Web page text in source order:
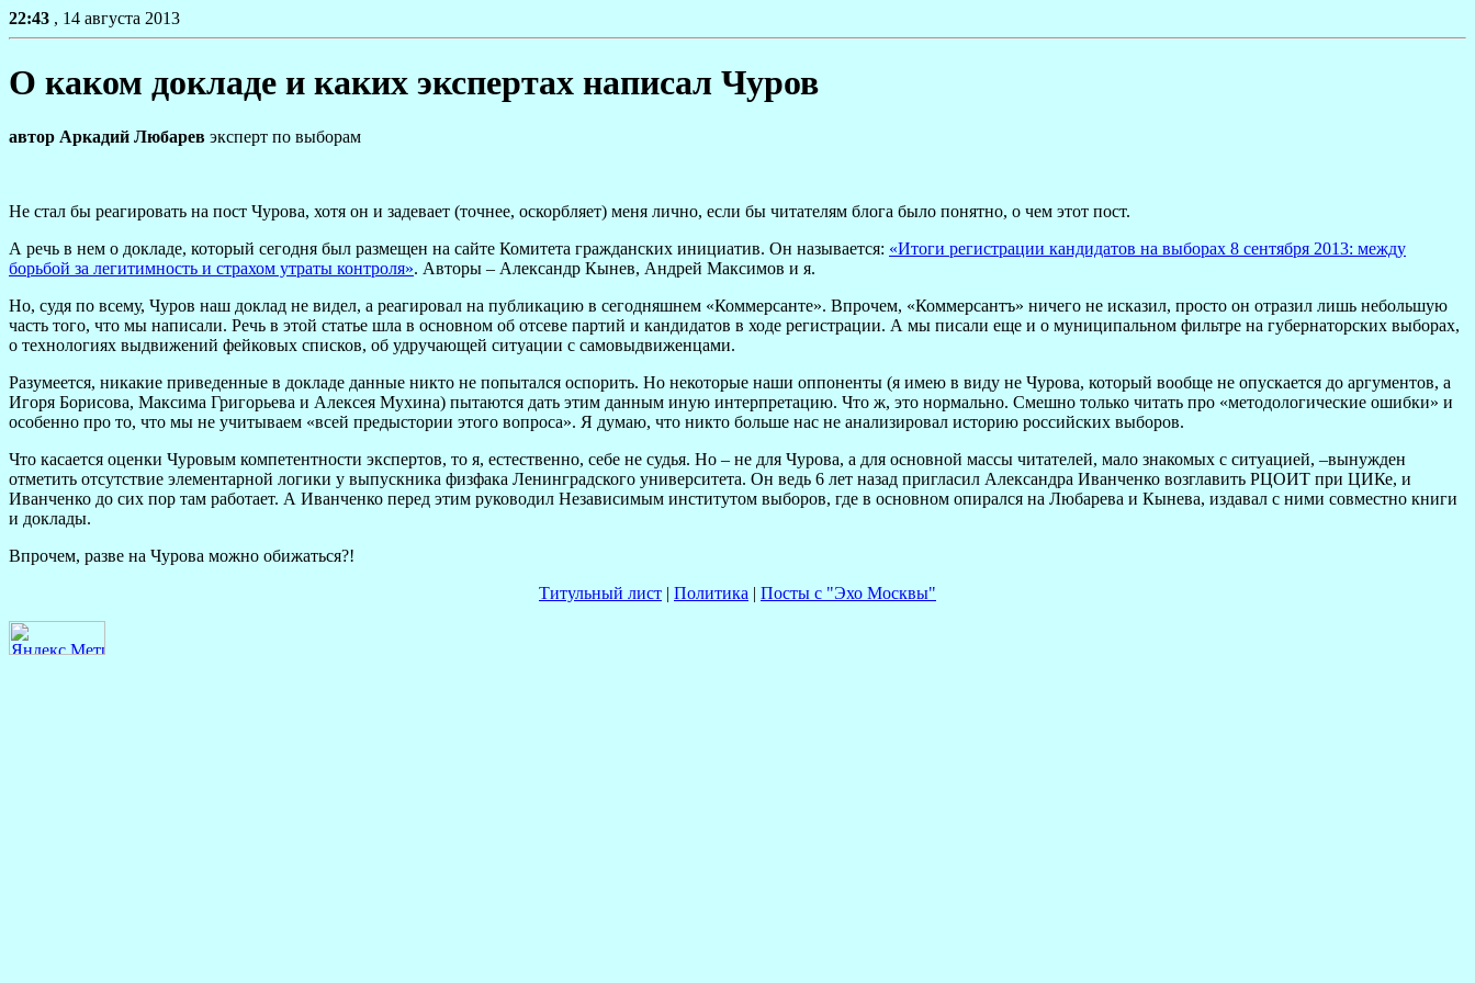
22:43 , 14 августа 2013
О каком докладе и каких экспертах написал Чуров
автор Аркадий Любарев эксперт по выборам
Не стал бы реагировать на пост Чурова, хотя он и задевает (точнее, оскорбляет) меня лично, если бы читателям блога было понятно, о чем этот пост.
А речь в нем о докладе, который сегодня был размещен на сайте Комитета гражданских инициатив. Он называется: «Итоги регистрации кандидатов на выборах 8 сентября 2013: между
борьбой за легитимность и страхом утраты контроля». Авторы – Александр Кынев, Андрей Максимов и я.
Но, судя по всему, Чуров наш доклад не видел, а реагировал на публикацию в сегодняшнем «Коммерсанте». Впрочем, «Коммерсантъ» ничего не исказил, просто он отразил лишь небольшую
часть того, что мы написали. Речь в этой статье шла в основном об отсеве партий и кандидатов в ходе регистрации. А мы писали еще и о муниципальном фильтре на губернаторских выборах,
о технологиях выдвижений фейковых списков, об удручающей ситуации с самовыдвиженцами.
Разумеется, никакие приведенные в докладе данные никто не попытался оспорить. Но некоторые наши оппоненты (я имею в виду не Чурова, который вообще не опускается до аргументов, а
Игоря Борисова, Максима Григорьева и Алексея Мухина) пытаются дать этим данным иную интерпретацию. Что ж, это нормально. Смешно только читать про «методологические ошибки» и
особенно про то, что мы не учитываем «всей предыстории этого вопроса». Я думаю, что никто больше нас не анализировал историю российских выборов.
Что касается оценки Чуровым компетентности экспертов, то я, естественно, себе не судья. Но – не для Чурова, а для основной массы читателей, мало знакомых с ситуацией, –вынужден
отметить отсутствие элементарной логики у выпускника физфака Ленинградского университета. Он ведь 6 лет назад пригласил Александра Иванченко возглавить РЦОИТ при ЦИКе, и
Иванченко до сих пор там работает. А Иванченко перед этим руководил Независимым институтом выборов, где в основном опирался на Любарева и Кынева, издавал с ними совместно книги
и доклады.
Впрочем, разве на Чурова можно обижаться?!
Титульный лист | Политика | Посты с "Эхо Москвы"